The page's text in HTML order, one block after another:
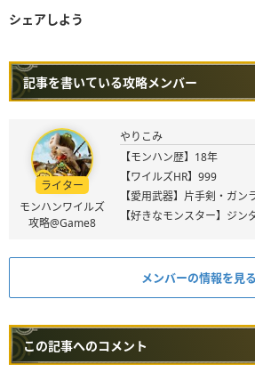
シェアしよう
記事を書いている攻略メンバー
ライター
モンハンワイルズ
攻略@Game8
やりこみ
【モンハン歴】18年
【ワイルズHR】999
【愛用武器】片手剣・ガン
【好きなモンスター】ジ
メンバーの情報を見る
この記事へのコメント